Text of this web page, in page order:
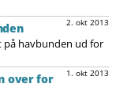
2. okt 2013
på havbunden ud for
1. okt 2013
over for